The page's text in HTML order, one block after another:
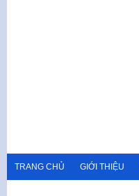
TRANG CHỦ GIỚI THIỆU